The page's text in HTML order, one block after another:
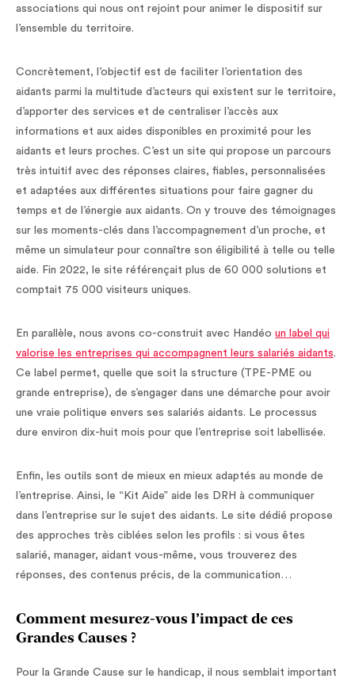
associations qui nous ont rejoint pour animer le dispositif sur
l’ensemble du territoire.
Concrètement, l’objectif est de faciliter l’orientation des
aidants parmi la multitude d’acteurs qui existent sur le territoire,
d’apporter des services et de centraliser l’accès aux
informations et aux aides disponibles en proximité pour les
aidants et leurs proches. C’est un site qui propose un parcours
très intuitif avec des réponses claires, fiables, personnalisées
et adaptées aux différentes situations pour faire gagner du
temps et de l’énergie aux aidants. On y trouve des témoignages
sur les moments-clés dans l’accompagnement d’un proche, et
même un simulateur pour connaître son éligibilité à telle ou telle
aide. Fin 2022, le site référençait plus de 60 000 solutions et
comptait 75 000 visiteurs uniques.
En parallèle, nous avons co-construit avec Handéo un label qui
valorise les entreprises qui accompagnent leurs salariés aidants.
Ce label permet, quelle que soit la structure (TPE-PME ou
grande entreprise), de s’engager dans une démarche pour avoir
une vraie politique envers ses salariés aidants. Le processus
dure environ dix-huit mois pour que l’entreprise soit labellisée.
Enfin, les outils sont de mieux en mieux adaptés au monde de
l’entreprise. Ainsi, le “Kit Aide” aide les DRH à communiquer
dans l’entreprise sur le sujet des aidants. Le site dédié propose
des approches très ciblées selon les profils : si vous êtes
salarié, manager, aidant vous-même, vous trouverez des
réponses, des contenus précis, de la communication…
Comment mesurez-vous l’impact de ces
Grandes Causes ?
Pour la Grande Cause sur le handicap, il nous semblait important